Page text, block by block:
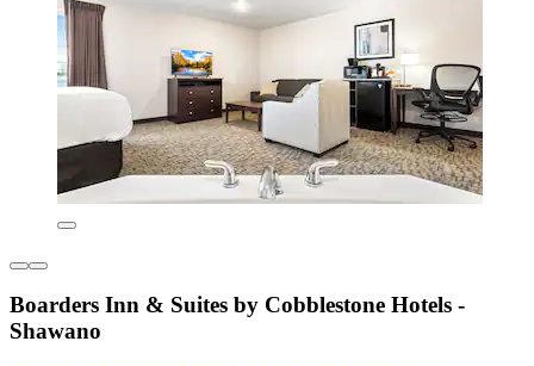
Boarders Inn & Suites by Cobblestone Hotels -
Shawano